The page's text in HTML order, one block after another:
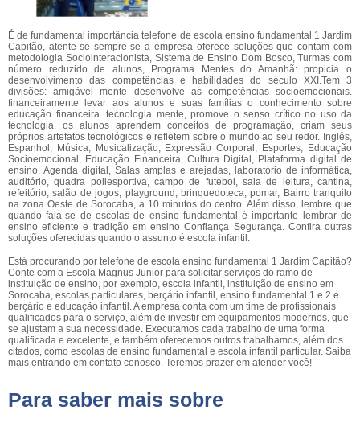
É de fundamental importância telefone de escola ensino fundamental 1 Jardim
Capitão, atente-se sempre se a empresa oferece soluções que contam com
metodologia Sociointeracionista, Sistema de Ensino Dom Bosco, Turmas com
número reduzido de alunos, Programa Mentes do Amanhã: propicia o
desenvolvimento das competências e habilidades do século XXI.Tem 3
divisões: amigável mente desenvolve as competências socioemocionais.
financeiramente levar aos alunos e suas famílias o conhecimento sobre
educação financeira. tecnologia mente, promove o senso crítico no uso da
tecnologia. os alunos aprendem conceitos de programação, criam seus
próprios artefatos tecnológicos e refletem sobre o mundo ao seu redor. Inglês,
Espanhol, Música, Musicalização, Expressão Corporal, Esportes, Educação
Socioemocional, Educação Financeira, Cultura Digital, Plataforma digital de
ensino, Agenda digital, Salas amplas e arejadas, laboratório de informática,
auditório, quadra poliesportiva, campo de futebol, sala de leitura, cantina,
refeitório, salão de jogos, playground, brinquedoteca, pomar, Bairro tranquilo
na zona Oeste de Sorocaba, a 10 minutos do centro. Além disso, lembre que
quando fala-se de escolas de ensino fundamental é importante lembrar de
ensino eficiente e tradição em ensino Confiança Segurança. Confira outras
soluções oferecidas quando o assunto é escola infantil.
Está procurando por telefone de escola ensino fundamental 1 Jardim Capitão?
Conte com a Escola Magnus Junior para solicitar serviços do ramo de
instituição de ensino, por exemplo, escola infantil, instituição de ensino em
Sorocaba, escolas particulares, berçário infantil, ensino fundamental 1 e 2 e
berçário e educação infantil. A empresa conta com um time de profissionais
qualificados para o serviço, além de investir em equipamentos modernos, que
se ajustam a sua necessidade. Executamos cada trabalho de uma forma
qualificada e excelente, e também oferecemos outros trabalhamos, além dos
citados, como escolas de ensino fundamental e escola infantil particular. Saiba
mais entrando em contato conosco. Teremos prazer em atender você!
Para saber mais sobre